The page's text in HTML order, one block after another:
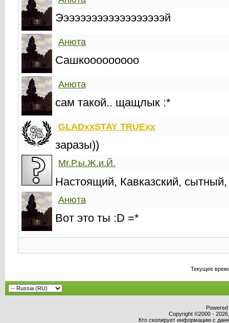
Эээээээээээээээээээй
Анюта
Сашкооооооооо
Анюта
сам такой.. щащлык :*
GLADxxSTAY TRUExx
заразы))
Mr.Р.ы.Ж.и.Й.
Настоящий, Кавказский,
Анюта
Вот это ты :D =*
Текущее
Copyright ©2000 -
Кто скопирует информацию с